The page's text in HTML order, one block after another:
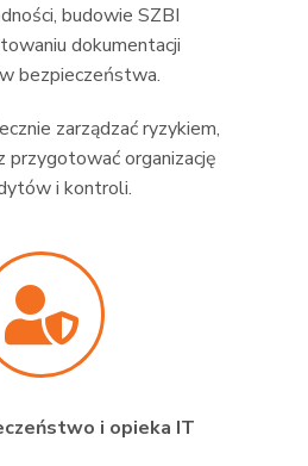
budowie SZBI
dokumentacji
bezpieczeństwa.
zarządzać ryzykiem,
przygotować organizację
i kontroli.
i opieka IT